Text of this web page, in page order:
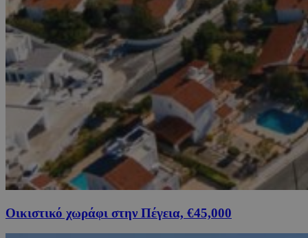
Οικιστικό χωράφι στην Πέγεια, €45,000